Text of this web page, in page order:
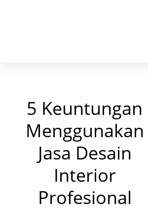
5 Keuntungan
Menggunakan
Jasa Desain
Interior
Profesional